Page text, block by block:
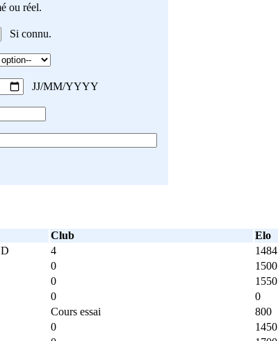
ou réel.
Si connu.
JJ/MM/YYYY
Club
Elo
4
1484
0
1500
0
1550
0
0
Cours essai
800
0
1450